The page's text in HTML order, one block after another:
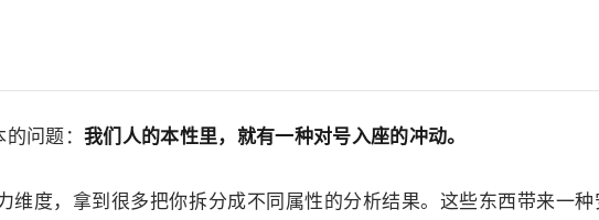
问题： 我们人的本性里，就有一种对号入座的冲动。
维度，拿到很多把你拆分成不同属性的分析结果。这些东西带来